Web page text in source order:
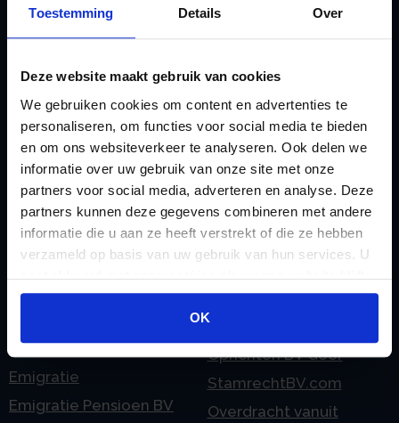
Toestemming Details Over
Deze website maakt gebruik van cookies
We gebruiken cookies om content en advertenties te
personaliseren, om functies voor social media te bieden
en om ons websiteverkeer te analyseren. Ook delen we
informatie over uw gebruik van onze site met onze
partners voor social media, adverteren en analyse. Deze
partners kunnen deze gegevens combineren met andere
informatie die u aan ze heeft verstrekt of die ze hebben
verzameld op basis van uw gebruik van hun services. U
gaat akkoord met onze cookies als u onze website blijft
gebruiken.
OK
doorgeven
Checklist IB 2023 (PDF)
Checklist IB 2023 (Word)
Checklist IB 2024 (PDF)
Checklist IB 2024 (Word)
Checklist IB 2025 (PDF)
Checklist IB 2025 (Word)
Stamrecht BV
Emigratie
Emigratie Pensioen BV
verzorgen
M
Mogelijkheden
Stamrecht BV
O
ODV BV
Ontbinden Stamrecht
Onzakelijke lening
Stamrecht BV
Oprichten BV door
StamrechtBV.com
Overdracht vanuit